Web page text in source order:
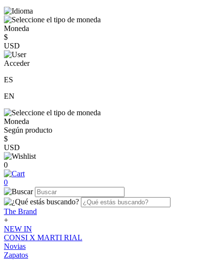
Moneda
$
USD
Acceder
ES
EN
Moneda
Según producto
$
USD
0
0
The Brand
+
NEW IN
CONSI X MARTI RIAL
Novias
Zapatos